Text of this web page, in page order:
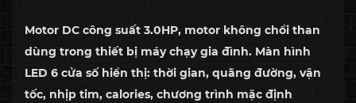
Motor DC công suất 3.0HP, motor không chổi than
dùng trong thiết bị máy chạy gia đình. Màn hình
LED 6 cửa số hiển thị: thời gian, quãng đường, vận
tốc, nhịp tim, calories, chương trình mặc định